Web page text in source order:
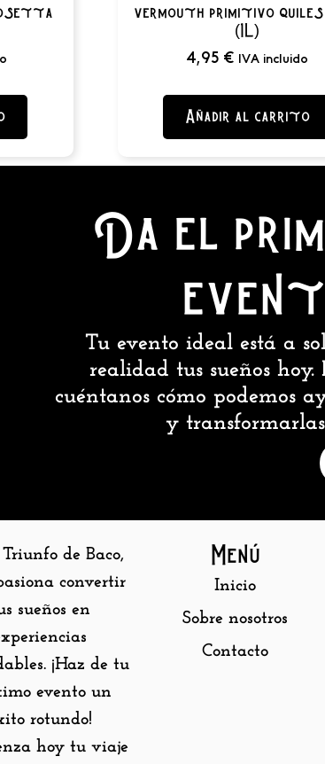
vermouth primitivo
(1L)
4,95€ IVA incluido
Añadir al carrito
Da el
Tu evento ideal está a
realidad tus sueños
cuéntanos cómo podemos
y
de Baco,
convertir
sueños en
¡Haz de tu
evento un
rotundo!
hoy tu viaje
Menú
Inicio
Sobre nosotros
Contacto